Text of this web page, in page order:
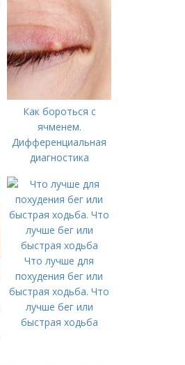
Как бороться с
ячменем.
Дифференциальная
диагностика
Что лучше для
похудения бег или
быстрая ходьба. Что
лучше бег или
быстрая ходьба